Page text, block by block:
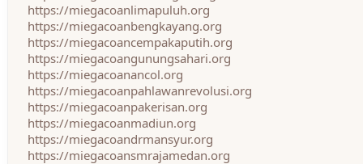
https://miegacoanlimapuluh.org
https://miegacoanbengkayang.org
https://miegacoancempakaputih.org
https://miegacoangunungsahari.org
https://miegacoanancol.org
https://miegacoanpahlawanrevolusi.org
https://miegacoanpakerisan.org
https://miegacoanmadiun.org
https://miegacoandrmansyur.org
https://miegacoansmrajamedan.org